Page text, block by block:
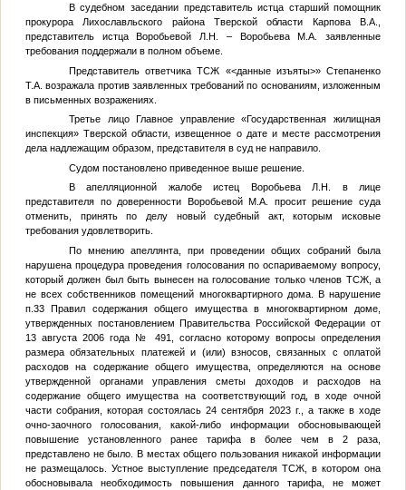
В судебном заседании представитель истца старший помощник
прокурора Лихославльского района Тверской области Карпова В.А.,
представитель истца Воробьевой Л.Н. – Воробьева М.А. заявленные
требования поддержали в полном объеме.
Представитель ответчика ТСЖ «<данные изъяты>» Степаненко
Т.А. возражала против заявленных требований по основаниям, изложенным
в письменных возражениях.
Третье лицо Главное управление «Государственная жилищная
инспекция» Тверской области, извещенное о дате и месте рассмотрения
дела надлежащим образом, представителя в суд не направило.
Судом постановлено приведенное выше решение.
В апелляционной жалобе истец Воробьева Л.Н. в лице
представителя по доверенности Воробьевой М.А. просит решение суда
отменить, принять по делу новый судебный акт, которым исковые
требования удовлетворить.
По мнению апеллянта, при проведении общих собраний была
нарушена процедура проведения голосования по оспариваемому вопросу,
который должен был быть вынесен на голосование только членов ТСЖ, а
не всех собственников помещений многоквартирного дома. В нарушение
п.33 Правил содержания общего имущества в многоквартирном доме,
утвержденных постановлением Правительства Российской Федерации от
13 августа 2006 года № 491, согласно которому вопросы определения
размера обязательных платежей и (или) взносов, связанных с оплатой
расходов на содержание общего имущества, определяются на основе
утвержденной органами управления сметы доходов и расходов на
содержание общего имущества на соответствующий год, в ходе очной
части собрания, которая состоялась 24 сентября 2023 г., а также в ходе
очно-заочного голосования, какой-либо информации обосновывающей
повышение установленного ранее тарифа в более чем в 2 раза,
представлено не было. В местах общего пользования никакой информации
не размещалось. Устное выступление председателя ТСЖ, в котором она
обосновывала необходимость повышения данного тарифа, не может